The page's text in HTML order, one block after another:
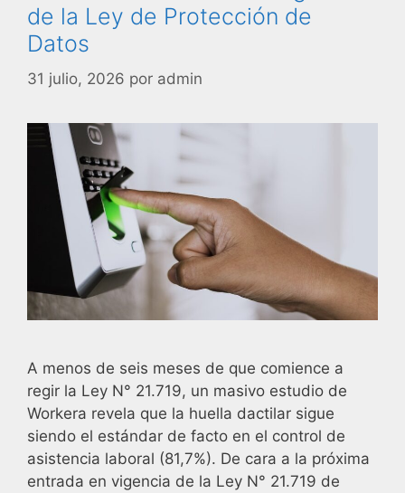
de la Ley de Protección de
Datos
31 julio, 2026 por admin
A menos de seis meses de que comience a
regir la Ley N° 21.719, un masivo estudio de
Workera revela que la huella dactilar sigue
siendo el estándar de facto en el control de
asistencia laboral (81,7%). De cara a la próxima
entrada en vigencia de la Ley N° 21.719 de